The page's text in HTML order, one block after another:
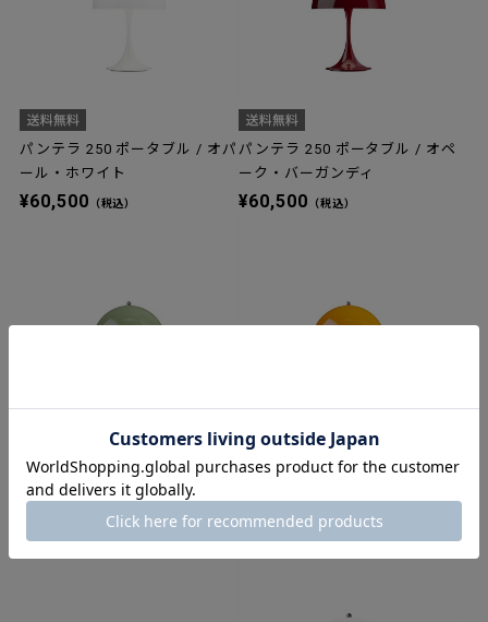
パンテラ 250 ポータブル / オパ
ール・ホワイト
¥60,500 （税込）
パンテラ 250 ポータブル / オペ
ーク・バーガンディ
¥60,500 （税込）
パンテラ 250 ポータブル / オペ
ーク・モスグリーン
¥60,500
パンテラ 250 ポータブル / オペ
ーク・オレンジ